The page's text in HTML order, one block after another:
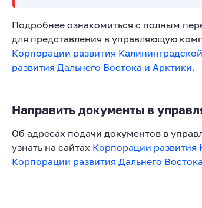
Подробнее ознакомиться с полным
для представления в управляющую
Корпорации развития
развития Дальнего Востока и Арктики.
Направить документы в
Об адресах подачи документов в
узнать на сайтах Корпорации развития
Корпорации развития Дальнего